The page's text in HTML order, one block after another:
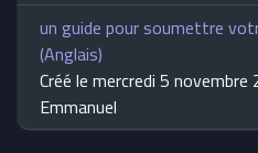
un guide pour soumettre
(Anglais)
Créé le mercredi 5
Emmanuel